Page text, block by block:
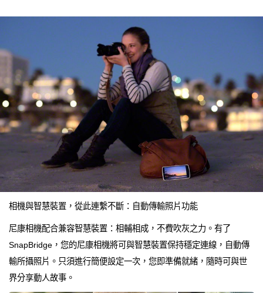
相機與智慧裝置，從此連繫不斷：自動傳輸照片功能
尼康相機配合兼容智慧裝置：相輔相成，不費吹灰之力。有了
SnapBridge，您的尼康相機將可與智慧裝置保持穩定連線，自動傳
輸所攝照片。只須進行簡便設定一次，您即準備就緒，隨時可與世
界分享動人故事。